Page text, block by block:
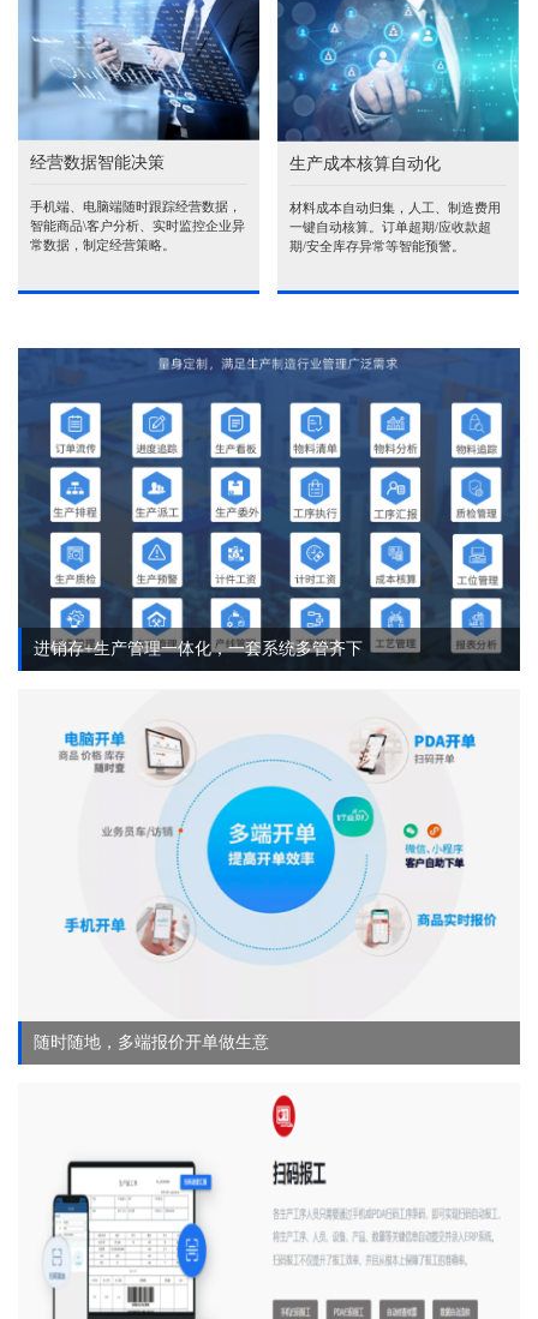
经营数据智能决策
手机端、电脑端随时跟踪经营数据，
智能商品\客户分析、实时监控企业异
常数据，制定经营策略。
生产成本核算自动化
材料成本自动归集，人工、制造费用
一键自动核算。订单超期/应收款超
期/安全库存异常等智能预警。
进销存+生产管理一体化，一套系统多管齐下
随时随地，多端报价开单做生意